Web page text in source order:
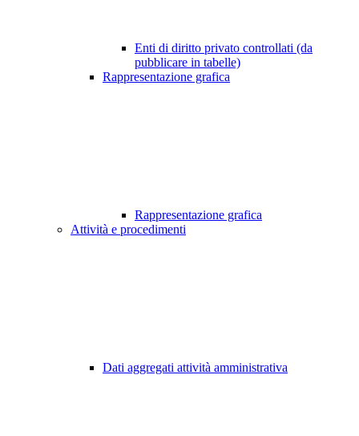
Enti di diritto privato controllati (da
pubblicare in tabelle)
Rappresentazione grafica
Rappresentazione grafica
Attività e procedimenti
Dati aggregati attività amministrativa